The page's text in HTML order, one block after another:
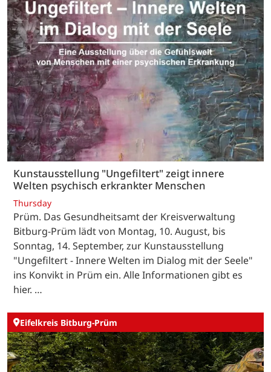
Kunstausstellung "Ungefiltert" zeigt innere
Welten psychisch erkrankter Menschen
Thursday
Prüm. Das Gesundheitsamt der Kreisverwaltung
Bitburg-Prüm lädt von Montag, 10. August, bis
Sonntag, 14. September, zur Kunstausstellung
"Ungefiltert - Innere Welten im Dialog mit der Seele"
ins Konvikt in Prüm ein. Alle Informationen gibt es
hier. …
Eifelkreis Bitburg-Prüm